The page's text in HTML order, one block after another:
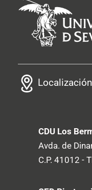
Localización
CDU Los
Avda. de
C.P. 41012 -